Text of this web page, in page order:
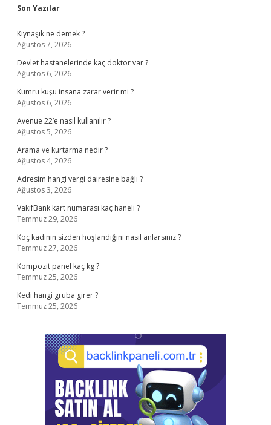
Sidebar
Son Yazılar
Kıynaşık ne demek ?
Ağustos 7, 2026
Devlet hastanelerinde kaç doktor var ?
Ağustos 6, 2026
Kumru kuşu insana zarar verir mi ?
Ağustos 6, 2026
Avenue 22’e nasıl kullanılır ?
Ağustos 5, 2026
Arama ve kurtarma nedir ?
Ağustos 4, 2026
Adresim hangi vergi dairesine bağlı ?
Ağustos 3, 2026
VakıfBank kart numarası kaç haneli ?
Temmuz 29, 2026
Koç kadının sizden hoşlandığını nasıl anlarsınız ?
Temmuz 27, 2026
Kompozit panel kaç kg ?
Temmuz 25, 2026
Kedi hangi gruba girer ?
Temmuz 25, 2026